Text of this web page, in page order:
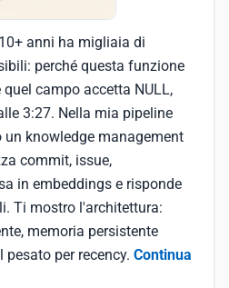
anni ha migliaia di
perché questa funzione
campo accetta NULL,
3:27. Nella mia pipeline
knowledge management
commit, issue,
in embeddings e risponde
Ti mostro l'architettura:
memoria persistente
pesato per recency. Continua